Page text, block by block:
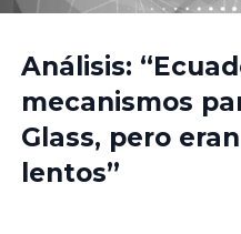
Análisis:
mecanismos
Glass, pero
lentos”